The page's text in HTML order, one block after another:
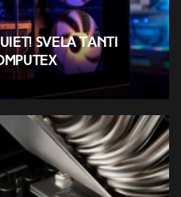
quiet! svela tanti